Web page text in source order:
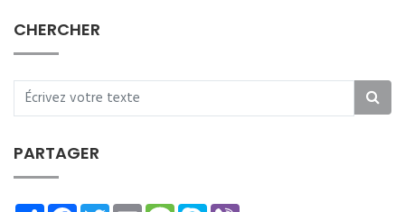
CHERCHER
PARTAGER